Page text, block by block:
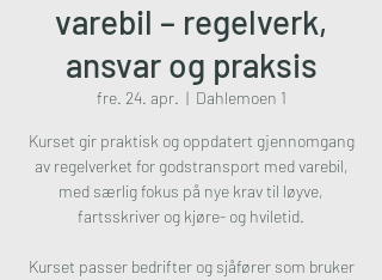
varebil – regelverk,
ansvar og praksis
fre. 24. apr.
  |
Dahlemoen 1
Kurset gir praktisk og oppdatert gjennomgang
av regelverket for godstransport med varebil,
med særlig fokus på nye krav til løyve,
fartsskriver og kjøre- og hviletid.
Kurset passer bedrifter og sjåfører som bruker